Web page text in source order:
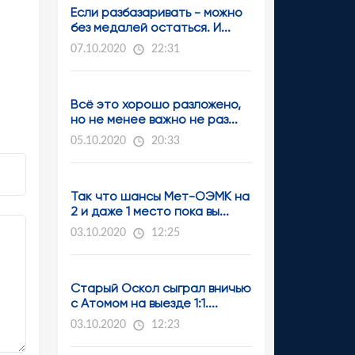
Если разбазаривать - можно
без медалей остаться. И...
07.10.2020 22:31
Всё это хорошо разложено,
но не менее важно не раз...
05.10.2020 20:33
Так что шансы Мет-ОЭМК на
2 и даже 1 место пока вы...
03.10.2020 12:25
Старый Оскол сыграл вничью
с Атомом на выезде 1:1....
03.10.2020 12:23